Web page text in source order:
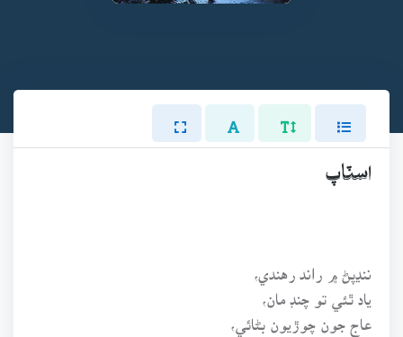
اسٽاپ
ننڍپڻ ۾ راند رهندي،
ياد ٿئي تو چنڊ مان،
عاج جون چوڙيون بڻائي،